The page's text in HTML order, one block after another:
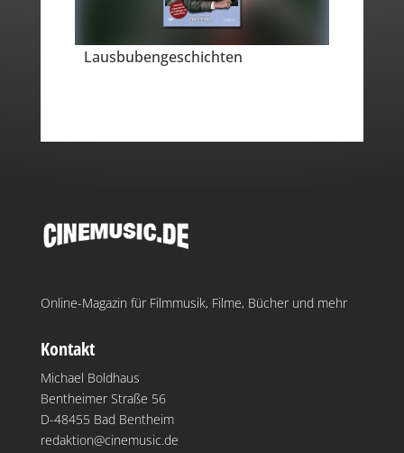
Lausbubengeschichten
Online-Magazin für Filmmusik, Filme, Bücher und mehr
Kontakt
Michael Boldhaus
Bentheimer Straße 56
D-48455 Bad Bentheim
redaktion@cinemusic.de